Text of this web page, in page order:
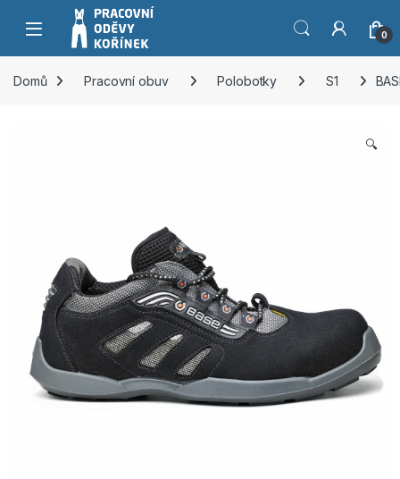
Přeskočit na navigaci
Přeskočit na obsah
0
Domů Pracovní obuv Polobotky S1
🔍